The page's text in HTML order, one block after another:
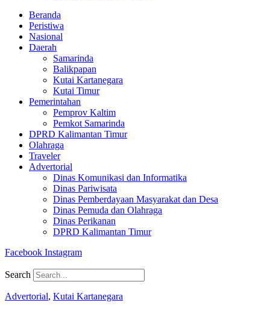
Beranda
Peristiwa
Nasional
Daerah
Samarinda
Balikpapan
Kutai Kartanegara
Kutai Timur
Pemerintahan
Pemprov Kaltim
Pemkot Samarinda
DPRD Kalimantan Timur
Olahraga
Traveler
Advertorial
Dinas Komunikasi dan Informatika
Dinas Pariwisata
Dinas Pemberdayaan Masyarakat dan Desa
Dinas Pemuda dan Olahraga
Dinas Perikanan
DPRD Kalimantan Timur
Facebook Instagram
Search
Advertorial, Kutai Kartanegara